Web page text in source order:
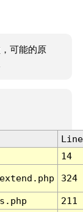
可能的原
Line
14
324
211